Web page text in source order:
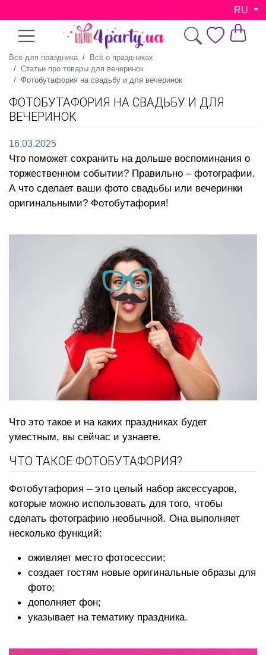
RU
Все для праздника
Всё о праздниках
Статьи про товары для вечеринок
Фотобутафория на свадьбу и для вечеринок
ФОТОБУТАФОРИЯ НА СВАДЬБУ И ДЛЯ
ВЕЧЕРИНОК
16.03.2025
Что поможет сохранить на дольше воспоминания о
торжественном событии? Правильно – фотографии.
А что сделает ваши фото свадьбы или вечеринки
оригинальными? Фотобутафория!
Что это такое и на каких праздниках будет
уместным, вы сейчас и узнаете.
ЧТО ТАКОЕ ФОТОБУТАФОРИЯ?
Фотобутафория – это целый набор аксессуаров,
которые можно использовать для того, чтобы
сделать фотографию необычной. Она выполняет
несколько функций:
оживляет место фотосессии;
создает гостям новые оригинальные образы для
фото;
дополняет фон;
указывает на тематику праздника.